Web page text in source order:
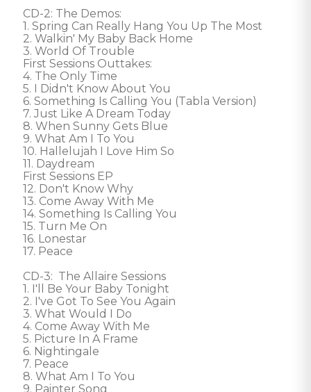
CD-2: The Demos:
1. Spring Can Really Hang You Up The Most
2. Walkin' My Baby Back Home
3. World Of Trouble
First Sessions Outtakes:
4. The Only Time
5. I Didn't Know About You
6. Something Is Calling You (Tabla Version)
7. Just Like A Dream Today
8. When Sunny Gets Blue
9. What Am I To You
10. Hallelujah I Love Him So
11. Daydream
First Sessions EP
12. Don't Know Why
13. Come Away With Me
14. Something Is Calling You
15. Turn Me On
16. Lonestar
17. Peace
CD-3:  The Allaire Sessions
1. I'll Be Your Baby Tonight
2. I've Got To See You Again
3. What Would I Do
4. Come Away With Me
5. Picture In A Frame
6. Nightingale
7. Peace
8. What Am I To You
9. Painter Song